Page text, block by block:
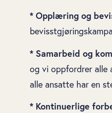
* Opplæring og
* Samarbeid og
og vi oppfordrer alle
alle ansatte har en
* Kontinuerlige